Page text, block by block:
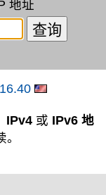
地址
IPv4或 IPv6 地